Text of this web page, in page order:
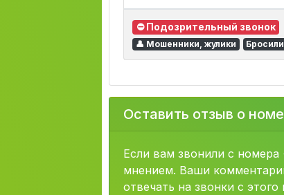
⛔ Подозрительный звонок
👤 Мошенники, жулики
Оставить отзыв о
Если вам звонили с
мнением. Ваши
отвечать на звонки с этого